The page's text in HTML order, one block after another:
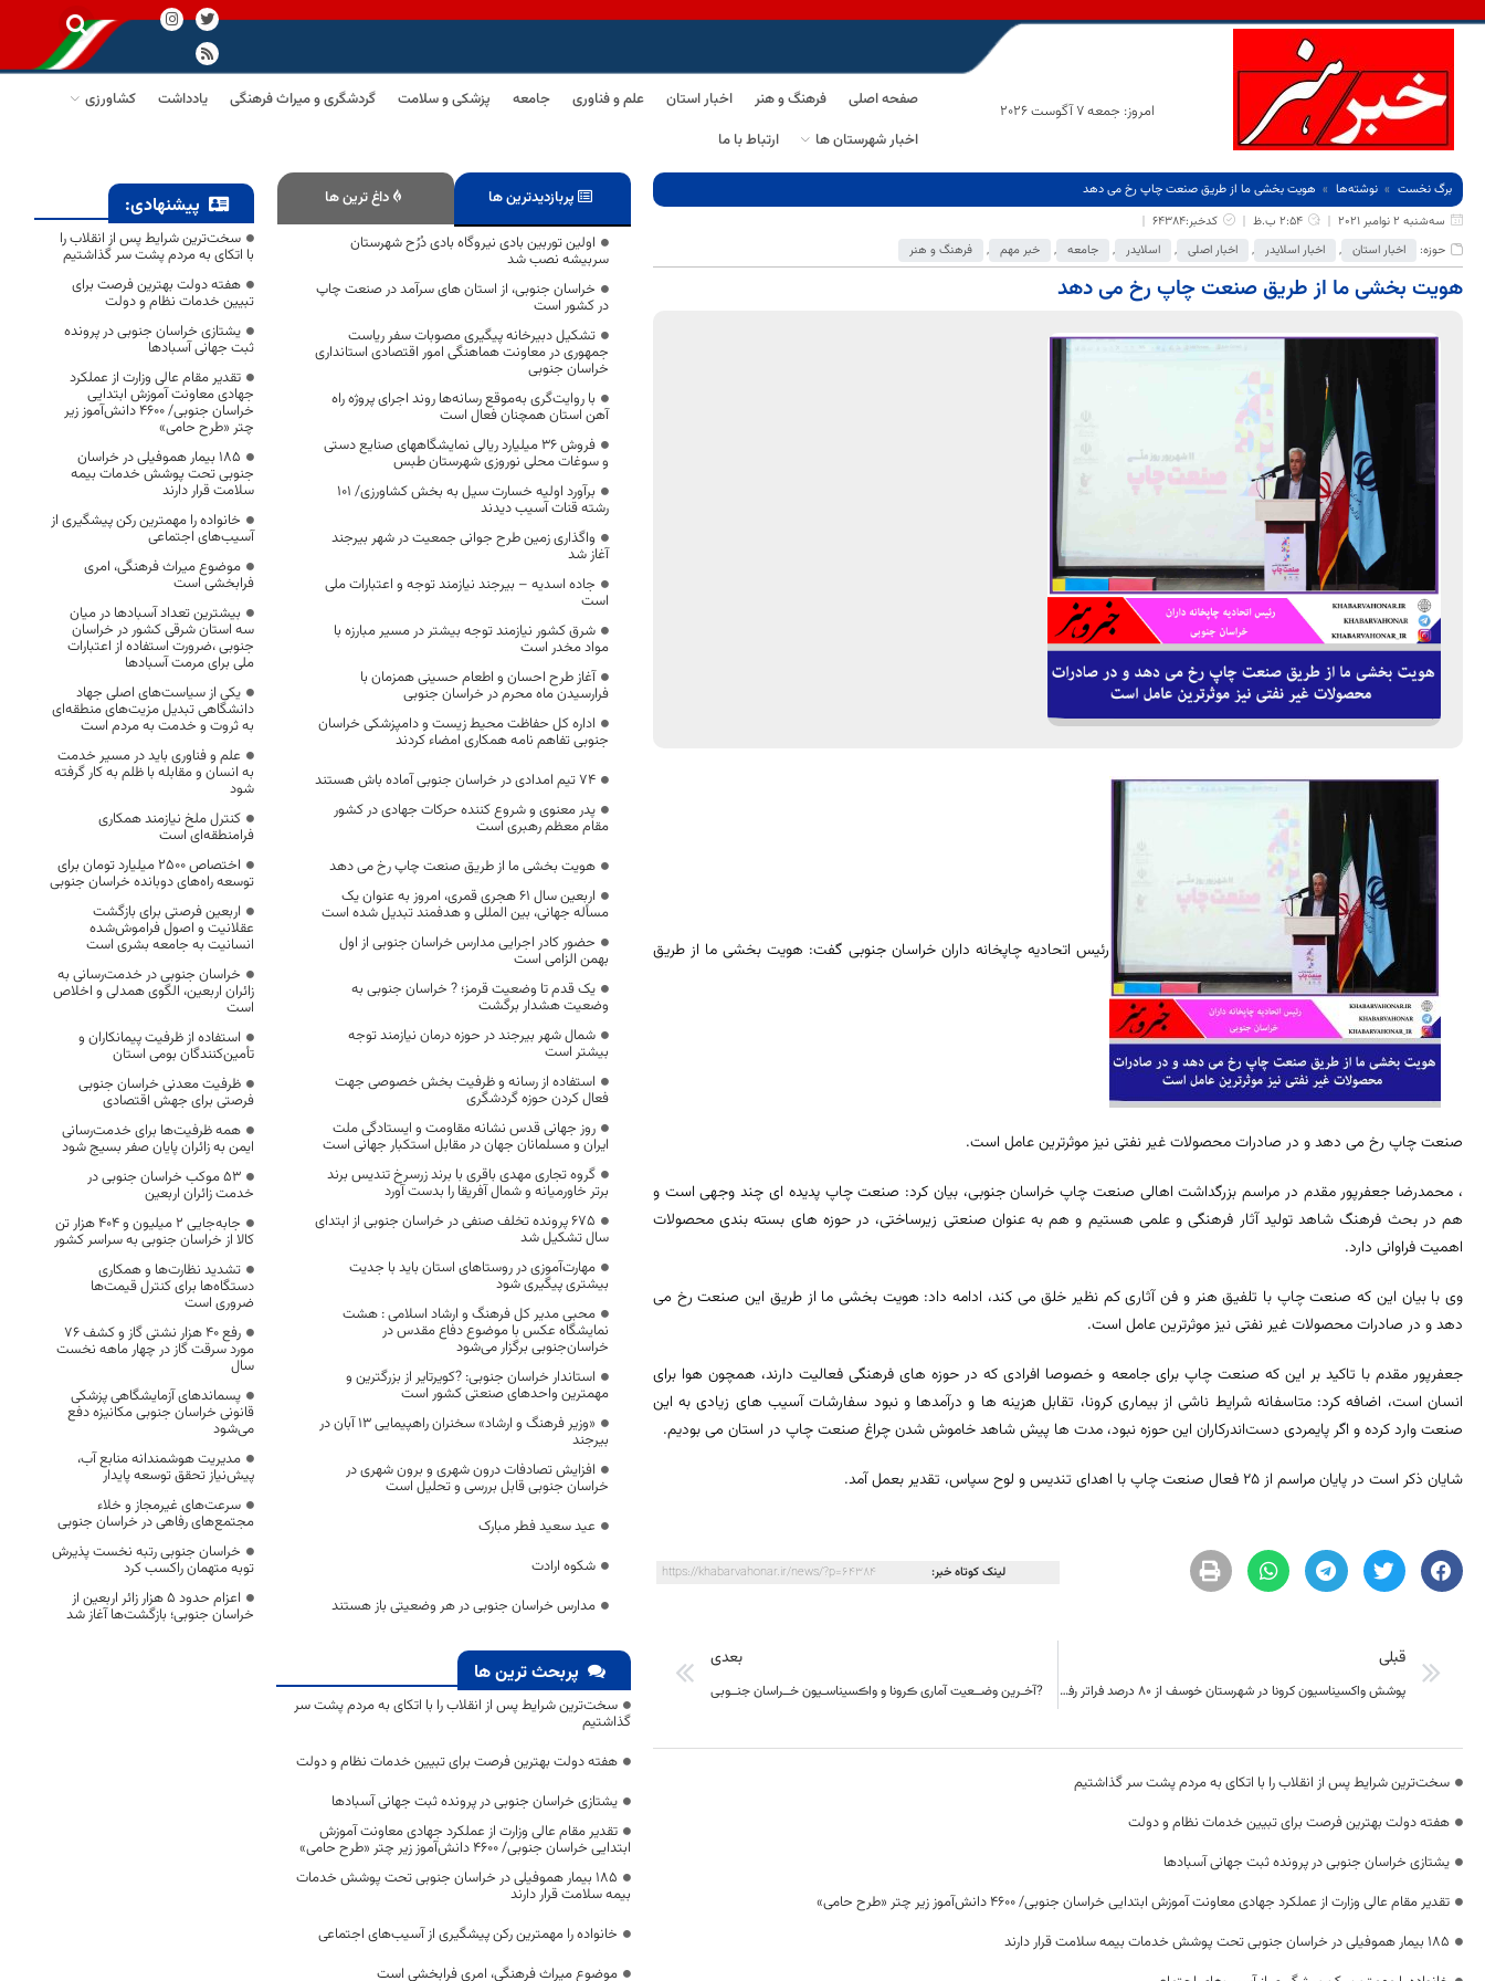
امروز: جمعه 7 آگوست 2026
صفحه اصلی فرهنگ و هنر اخبار استان علم و فناوری جامعه پزشکی و سلامت گردشگری و میراث فرهنگی یادداشت
کشاورزی
اخبار شهرستان ها
ارتباط با ما
برگ نخست نوشته‌ها
هویت بخشی ما از طریق صنعت چاپ رخ می دهد
سه‌شنبه 2 نوامبر 2021
2:54 ب.ظ
کدخبر:64384
حوزه:
اخبار استان , اخبار اسلایدر , اخبار اصلی , اسلایدر , جامعه , خبر مهم , فرهنگ و هنر
هویت بخشی ما از طریق صنعت چاپ رخ می دهد
رئیس اتحادیه چاپخانه داران خراسان جنوبی گفت: هویت بخشی ما از طریق
صنعت چاپ رخ می دهد و در صادرات محصولات غیر نفتی نیز موثرترین عامل است.
، محمدرضا جعفرپور مقدم در مراسم بزرگداشت اهالی صنعت چاپ خراسان جنوبی، بیان کرد: صنعت چاپ پدیده ای چند وجهی است و
هم در بحث فرهنگ شاهد تولید آثار فرهنگی و علمی هستیم و هم به عنوان صنعتی زیرساختی، در حوزه های بسته بندی محصولات
اهمیت فراوانی دارد.
وی با بیان این که صنعت چاپ با تلفیق هنر و فن آثاری کم نظیر خلق می کند، ادامه داد: هویت بخشی ما از طریق این صنعت رخ می
دهد و در صادرات محصولات غیر نفتی نیز موثرترین عامل است.
جعفرپور مقدم با تاکید بر این که صنعت چاپ برای جامعه و خصوصا افرادی که در حوزه های فرهنگی فعالیت دارند، همچون هوا برای
انسان است، اضافه کرد: متاسفانه شرایط ناشی از بیماری کرونا، تقابل هزینه ها و درآمدها و نبود سفارشات آسیب های زیادی به این
صنعت وارد کرده و اگر پایمردی دست‌اندرکاران این حوزه نبود، مدت ها پیش شاهد خاموش شدن چراغ صنعت چاپ در استان می بودیم.
شایان ذکر است در پایان مراسم از 25 فعال صنعت چاپ با اهدای تندیس و لوح سپاس، تقدیر بعمل آمد.
لینک کوتاه خبر: https://khabarvahonar.ir/news/?p=64384
قبلی
پوشش واکسیناسیون کرونا در شهرستان خوسف از ۸۰ درصد فراتر رفت
بعدی
?آخـرین وضــعیت آماری ڪرونا و واڪسیناسـیون خــراسان جنــوبی
سخت‌ترین شرایط پس از انقلاب را با اتکای به مردم پشت سر گذاشتیم
هفته دولت بهترین فرصت برای تبیین خدمات نظام و دولت
یشتازی خراسان جنوبی در پرونده ثبت جهانی آسبادها
تقدیر مقام عالی وزارت از عملکرد جهادی معاونت آموزش ابتدایی خراسان جنوبی/ ۴۶۰۰ دانش‌آموز زیر چتر «طرح حامی»
۱۸۵ بیمار هموفیلی در خراسان جنوبی تحت پوشش خدمات بیمه سلامت قرار دارند
پربازدیدترین ها داغ ترین ها
اولین توربین بادی نیروگاه بادی دُرُح شهرستان
سربیشه نصب شد
خراسان جنوبی، از استان های سرآمد در صنعت چاپ
در کشور است
تشکیل دبیرخانه پیگیری مصوبات سفر ریاست
جمهوری در معاونت هماهنگی امور اقتصادی استانداری
خراسان جنوبی
با روایت‌گری به‌موقع رسانه‌ها روند اجرای پروژه راه
آهن استان همچنان فعال است
فروش 36 میلیارد ریالی نمایشگاههای صنایع دستی
و سوغات محلی نوروزی شهرستان طبس
برآورد اولیه خسارت سیل به بخش کشاورزی/ ۱۰۱
رشته قنات آسیب دیدند
واگذاری زمین طرح جوانی جمعیت در شهر بیرجند
آغاز شد
جاده اسدیه – بیرجند نیازمند توجه و اعتبارات ملی
است
شرق کشور نیازمند توجه بیشتر در مسیر مبارزه با
مواد مخدر است
آغاز طرح احسان و اطعام حسینی همزمان با
فرارسیدن ماه محرم در خراسان جنوبی
اداره کل حفاظت محیط زیست و دامپزشکی خراسان
جنوبی تفاهم نامه همکاری امضاء کردند
74 تیم امدادی در خراسان جنوبی آماده باش هستند
پدر معنوی و شروع کننده حرکات جهادی در کشور
مقام معظم رهبری است
هویت بخشی ما از طریق صنعت چاپ رخ می دهد
اربعین سال ۶۱ هجری قمری، امروز به عنوان یک
مسأله جهانی، بین المللی و هدفمند تبدیل شده است
حضور کادر اجرایی مدارس خراسان جنوبی از اول
بهمن الزامی است
یک قدم تا وضعیت قرمز؛ ? خراسان جنوبی به
وضعیت هشدار برگشت
شمال شهر بیرجند در حوزه درمان نیازمند توجه
بیشتر است
استفاده از رسانه و ظرفیت بخش خصوصی جهت
فعال کردن حوزه گردشگری
روز جهانی قدس نشانه مقاومت و ایستادگی ملت
ایران و مسلمانان جهان در مقابل استکبار جهانی است
گروه تجاری مهدی باقری با برند زرسرخ تندیس برند
برتر خاورمیانه و شمال آفریقا را بدست آورد
۶۷۵ پرونده تخلف صنفی در خراسان جنوبی از ابتدای
سال تشکیل شد
مهارت‌آموزی در روستاهای استان باید با جدیت
بیشتری پیگیری شود
محبی مدیر کل فرهنگ و ارشاد اسلامی : هشت
نمایشگاه عکس با موضوع دفاع مقدس در
خراسان‌جنوبی برگزار می‌شود
استاندار خراسان جنوبی: ?کویرتایر از بزرگترین و
مهمترین واحدهای صنعتی کشور است
«وزیر فرهنگ و ارشاد» سخنران راهپیمایی 13 آبان در
بیرجند
افزایش تصادفات درون شهری و برون شهری در
خراسان جنوبی قابل بررسی و تحلیل است
عید سعید فطر مبارک
شکوه ارادت
مدارس خراسان جنوبی در هر وضعیتی باز هستند
پربحث ترین ها
سخت‌ترین شرایط پس از انقلاب را با اتکای به مردم پشت سر
گذاشتیم
هفته دولت بهترین فرصت برای تبیین خدمات نظام و دولت
یشتازی خراسان جنوبی در پرونده ثبت جهانی آسبادها
تقدیر مقام عالی وزارت از عملکرد جهادی معاونت آموزش
ابتدایی خراسان جنوبی/ ۴۶۰۰ دانش‌آموز زیر چتر «طرح حامی»
۱۸۵ بیمار هموفیلی در خراسان جنوبی تحت پوشش خدمات
بیمه سلامت قرار دارند
خانواده را مهمترین رکن پیشگیری از آسیب‌های اجتماعی
موضوع میراث فرهنگی، امری فرابخشی است
پیشنهادی:
سخت‌ترین شرایط پس از انقلاب را
با اتکای به مردم پشت سر گذاشتیم
هفته دولت بهترین فرصت برای
تبیین خدمات نظام و دولت
یشتازی خراسان جنوبی در پرونده
ثبت جهانی آسبادها
تقدیر مقام عالی وزارت از عملکرد
جهادی معاونت آموزش ابتدایی
خراسان جنوبی/ ۴۶۰۰ دانش‌آموز زیر
چتر «طرح حامی»
۱۸۵ بیمار هموفیلی در خراسان
جنوبی تحت پوشش خدمات بیمه
سلامت قرار دارند
خانواده را مهمترین رکن پیشگیری از
آسیب‌های اجتماعی
موضوع میراث فرهنگی، امری
فرابخشی است
بیشترین تعداد آسبادها در میان
سه استان شرقی کشور در خراسان
جنوبی ،ضرورت استفاده از اعتبارات
ملی برای مرمت آسبادها
یکی از سیاست‌های اصلی جهاد
دانشگاهی تبدیل مزیت‌های منطقه‌ای
به ثروت و خدمت به مردم است
علم و فناوری باید در مسیر خدمت
به انسان و مقابله با ظلم به کار گرفته
شود
کنترل ملخ نیازمند همکاری
فرامنطقه‌ای است
اختصاص 2500 میلیارد تومان برای
توسعه راه‌های دوبانده خراسان جنوبی
اربعین فرصتی برای بازگشت
عقلانیت و اصول فراموش‌شده
انسانیت به جامعه بشری است
خراسان جنوبی در خدمت‌رسانی به
زائران اربعین، الگوی همدلی و اخلاص
است
استفاده از ظرفیت پیمانکاران و
تأمین‌کنندگان بومی استان
ظرفیت معدنی خراسان جنوبی
فرصتی برای جهش اقتصادی
همه ظرفیت‌ها برای خدمت‌رسانی
ایمن به زائران پایان صفر بسیج شود
53 موکب خراسان جنوبی در
خدمت زائران اربعین
جابه‌جایی 2 میلیون و 404 هزار تن
کالا از خراسان جنوبی به سراسر کشور
تشدید نظارت‌ها و همکاری
دستگاه‌ها برای کنترل قیمت‌ها
ضروری است
رفع 40 هزار نشتی گاز و کشف 76
مورد سرقت گاز در چهار ماهه نخست
سال
پسماندهای آزمایشگاهی پزشکی
قانونی خراسان جنوبی مکانیزه دفع
می‌شود
مدیریت هوشمندانه منابع آب،
پیش‌نیاز تحقق توسعه پایدار
سرعت‌های غیرمجاز و خلاء
مجتمع‌های رفاهی در خراسان جنوبی
خراسان جنوبی رتبه نخست پذیرش
توبه متهمان راکسب کرد
اعزام حدود 5 هزار زائر اربعین از
خراسان جنوبی؛ بازگشت‌ها آغاز شد